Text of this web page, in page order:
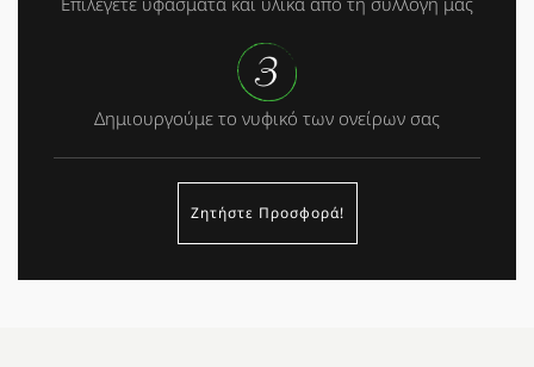
Δημιουργούμε το νυφικό των ονείρων σας
Ζητήστε Προσφορά!